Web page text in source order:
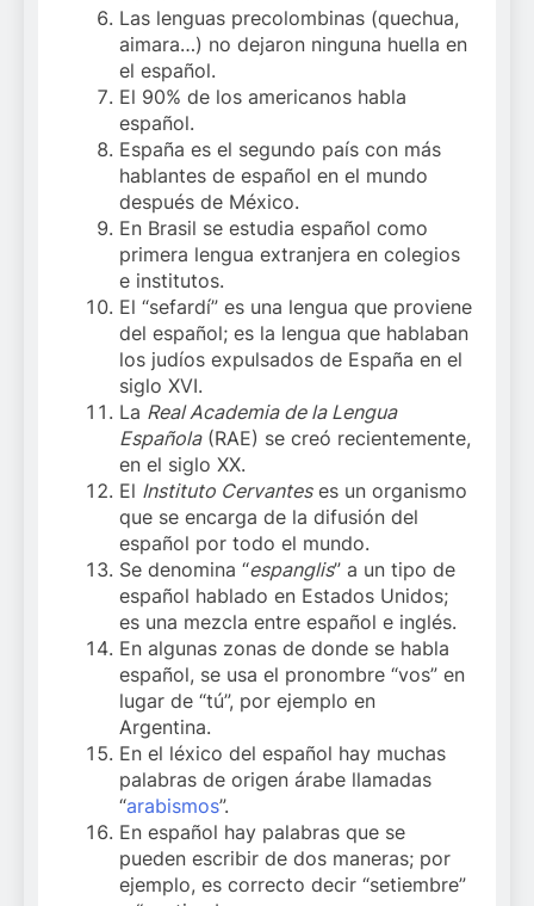
Las lenguas precolombinas (quechua,
aimara…) no dejaron ninguna huella en
el español.
El 90% de los americanos habla
español.
España es el segundo país con más
hablantes de español en el mundo
después de México.
En Brasil se estudia español como
primera lengua extranjera en colegios
e institutos.
El “sefardí” es una lengua que proviene
del español; es la lengua que hablaban
los judíos expulsados de España en el
siglo XVI.
La Real Academia de la Lengua
Española(RAE) se creó recientemente,
en el siglo XX.
El Instituto Cervanteses un organismo
que se encarga de la difusión del
español por todo el mundo.
Se denomina “espanglis” a un tipo de
español hablado en Estados Unidos;
es una mezcla entre español e inglés.
En algunas zonas de donde se habla
español, se usa el pronombre “vos” en
lugar de “tú”, por ejemplo en
Argentina.
En el léxico del español hay muchas
palabras de origen árabe llamadas
“arabismos”.
En español hay palabras que se
pueden escribir de dos maneras; por
ejemplo, es correcto decir “setiembre”